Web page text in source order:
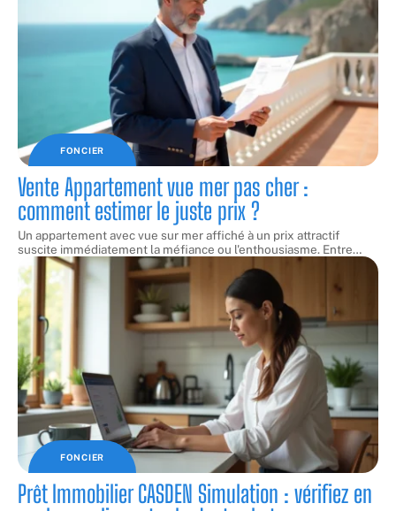
FONCIER
Vente Appartement vue mer pas cher :
comment estimer le juste prix ?
Un appartement avec vue sur mer affiché à un prix attractif
suscite immédiatement la méfiance ou l'enthousiasme. Entre…
FONCIER
Prêt Immobilier CASDEN Simulation : vérifiez en